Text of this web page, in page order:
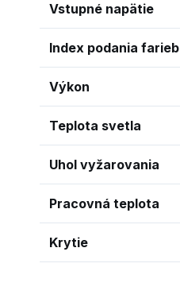
Vstupné napätie
Index podania farieb
Výkon
Teplota svetla
Uhol vyžarovania
Pracovná teplota
Krytie